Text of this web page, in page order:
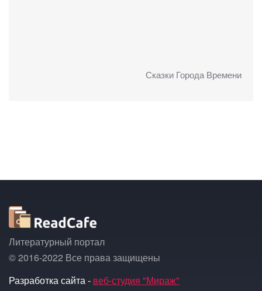
Сказки Города Времени
Литературный портал
© 2016-2022 Все права защищены
Разработка сайта - веб-студия "Мираж"